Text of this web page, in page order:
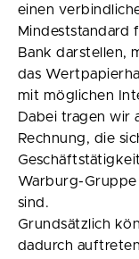
einen
Mindeststandard
Bank darstellen,
das
mit möglichen
Dabei tragen wir
Rechnung, die
Warburg-
sind.
Grundsätzlich
dadurch